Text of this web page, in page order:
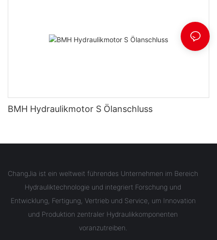
BMH Hydraulikmotor S Ölanschluss
ChangJia ist ein weltweit führendes Unternehmen im Bereich
Hydrauliktechnologie und integriert Forschung und
Entwicklung, Fertigung, Vertrieb und Service, um Innovation
und Produktion zentraler Hydraulikkomponenten
voranzutreiben.